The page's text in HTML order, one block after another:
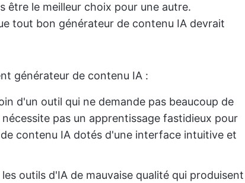
être le meilleur choix pour une autre.
tout bon générateur de contenu IA devrait
générateur de contenu IA :
d'un outil qui ne demande pas beaucoup de
pas un apprentissage fastidieux pour
contenu IA dotés d'une interface intuitive et
outils d'IA de mauvaise qualité qui produisent